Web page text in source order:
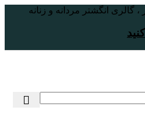
گالری انگشتر مردانه و زنانه